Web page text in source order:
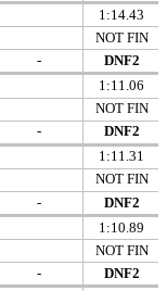
1:14.43
NOT FIN
DNF2
-
1:11.06
NOT FIN
DNF2
-
1:11.31
NOT FIN
DNF2
-
1:10.89
NOT FIN
DNF2
-